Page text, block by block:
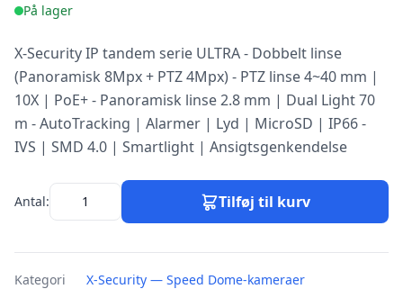
På lager
X-Security IP tandem serie ULTRA - Dobbelt linse
(Panoramisk 8Mpx + PTZ 4Mpx) - PTZ linse 4~40 mm |
10X | PoE+ - Panoramisk linse 2.8 mm | Dual Light 70
m - AutoTracking | Alarmer | Lyd | MicroSD | IP66 -
IVS | SMD 4.0 | Smartlight | Ansigtsgenkendelse
Antal: Tilføj til kurv
Kategori
X-Security — Speed Dome-kameraer